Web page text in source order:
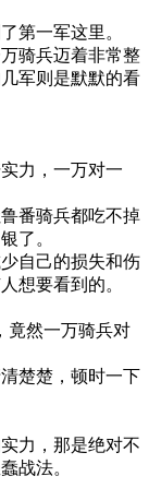
第一军这里。
骑兵迈着非常整
军则是默默的看
力，一万对一
番骑兵都吃不掉
了。
自己的损失和伤
想要看到的。
竟然一万骑兵对
楚楚，顿时一下
力，那是绝对不
战法。